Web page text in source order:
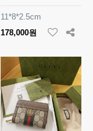
11*8*2.5cm
178,000원